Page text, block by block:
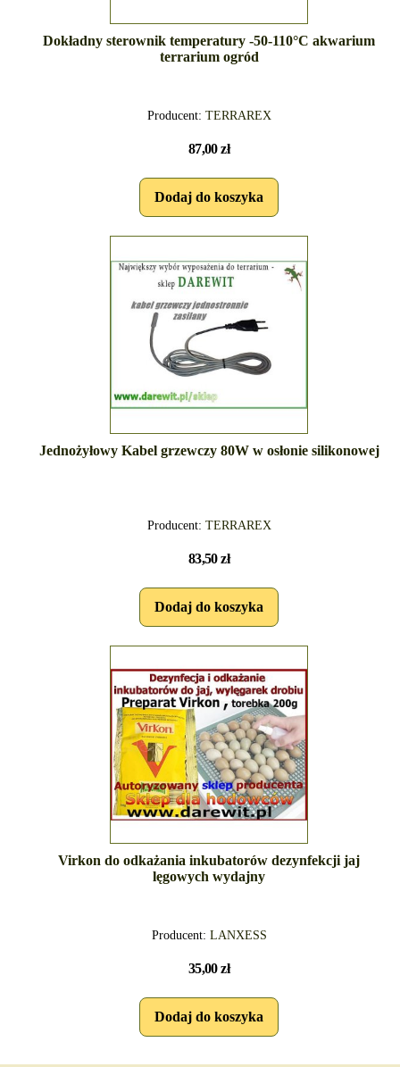
Dokładny sterownik temperatury -50-110°C akwarium
terrarium ogród
Producent: TERRAREX
87,00 zł
Jednożyłowy Kabel grzewczy 80W w osłonie silikonowej
Producent: TERRAREX
83,50 zł
Virkon do odkażania inkubatorów dezynfekcji jaj
lęgowych wydajny
Producent: LANXESS
35,00 zł